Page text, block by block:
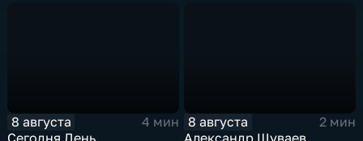
8 августа
4 мин
8 августа
2 мин